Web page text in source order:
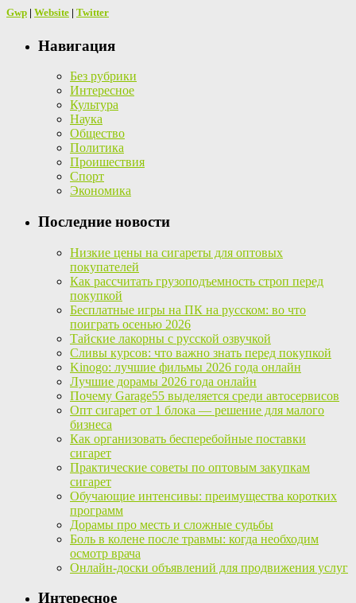
Gwp | Website | Twitter
Навигация
Без рубрики
Интересное
Культура
Наука
Общество
Политика
Проишествия
Спорт
Экономика
Последние новости
Низкие цены на сигареты для оптовых
покупателей
Как рассчитать грузоподъемность строп перед
покупкой
Бесплатные игры на ПК на русском: во что
поиграть осенью 2026
Тайские лакорны с русской озвучкой
Сливы курсов: что важно знать перед покупкой
Kinogo: лучшие фильмы 2026 года онлайн
Лучшие дорамы 2026 года онлайн
Почему Garage55 выделяется среди автосервисов
Опт сигарет от 1 блока — решение для малого
бизнеса
Как организовать бесперебойные поставки
сигарет
Практические советы по оптовым закупкам
сигарет
Обучающие интенсивы: преимущества коротких
программ
Дорамы про месть и сложные судьбы
Боль в колене после травмы: когда необходим
осмотр врача
Онлайн-доски объявлений для продвижения услуг
Интересное